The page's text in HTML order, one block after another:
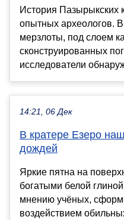
История Пазырыкских
опытных археологов.
мерзлоты, под слоем
сконструированных
исследователи
14:21, 06 Дек
В кратере Езеро
дождей
Яркие пятна на
богатыми белой
мнению учёных,
воздействием